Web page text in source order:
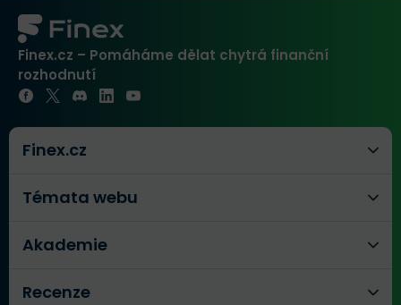
Finex.cz – Pomáháme dělat chytrá finanční
rozhodnutí
Finex.cz
Témata webu
Akademie
Recenze